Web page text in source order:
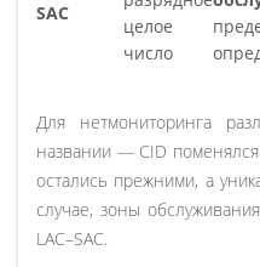
SAC
целое
число
Для нетмониторинга
названии — CID
остались прежними, а
случае, зоны
LAC–SAC.